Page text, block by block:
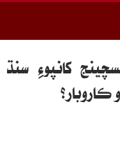
کانپوءِ